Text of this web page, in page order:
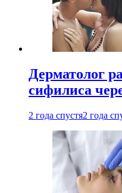
Дерматолог
сифилиса
2 года спустя2 года